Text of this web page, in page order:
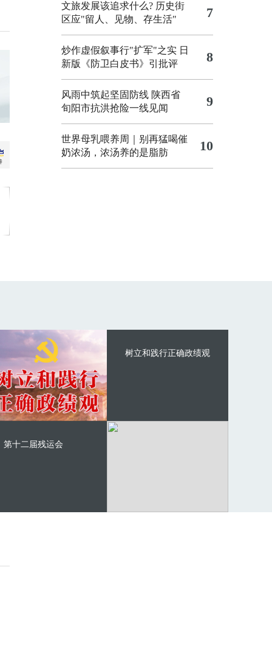
文旅发展该追求什么? 历史街
区应"留人、见物、存生活"
7
炒作虚假叙事行"扩军"之实 日
新版《防卫白皮书》引批评
8
风雨中筑起坚固防线 陕西省
旬阳市抗洪抢险一线见闻
9
世界母乳喂养周｜别再猛喝催
奶浓汤，浓汤养的是脂肪
10
树立和践行正确政绩观
第十二届残运会